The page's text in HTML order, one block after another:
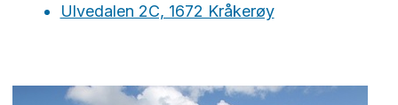
Ulvedalen 2C, 1672 Kråkerøy